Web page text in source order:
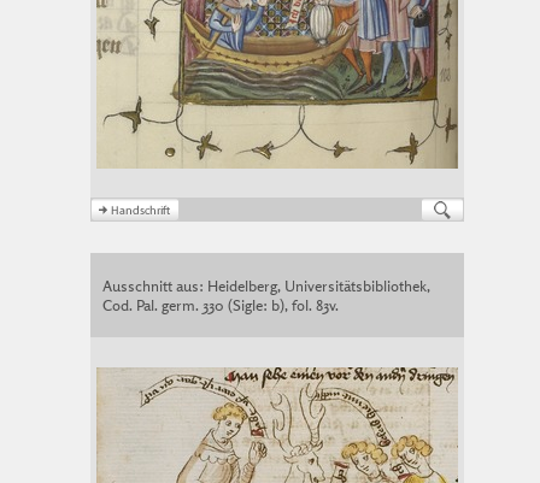
Ausschnitt aus: Heidelberg, Universitätsbibliothek,
Cod. Pal. germ. 330 (Sigle: b), fol. 83v.